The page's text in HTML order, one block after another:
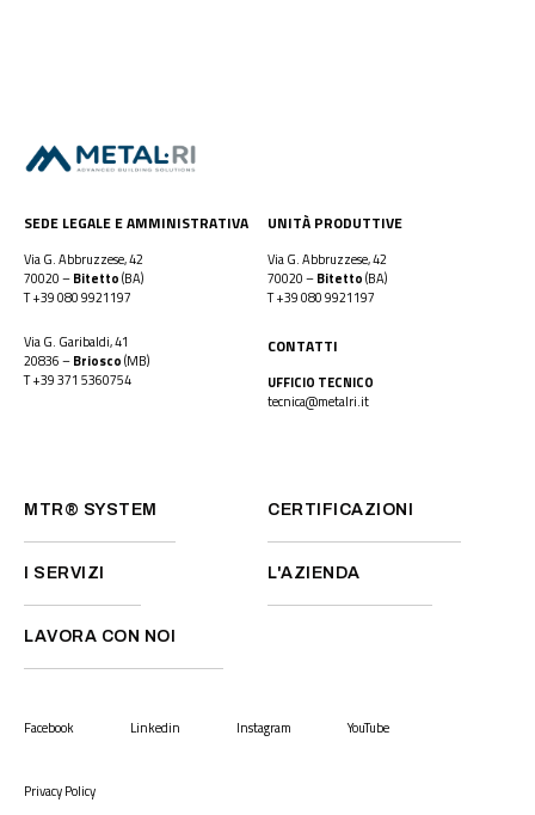
SEDE LEGALE E AMMINISTRATIVA
Via G. Abbruzzese, 42
70020 –Bitetto(BA)
T+39 080 9921197
UNITÀ PRODUTTIVE
Via G. Abbruzzese, 42
70020 –Bitetto(BA)
T+39 080 9921197
Via G. Garibaldi, 41
20836 –Briosco(MB)
T+39 371 5360754
CONTATTI
UFFICIO TECNICO
tecnica@metalri.it
MTR® SYSTEM CERTIFICAZIONI
I SERVIZI L'AZIENDA
LAVORA CON NOI
Facebook Linkedin Instagram YouTube
Privacy Policy